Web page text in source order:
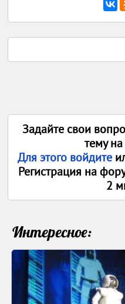
Задайте свои
тему
Для этого войдите
Регистрация на
2
Интересное: